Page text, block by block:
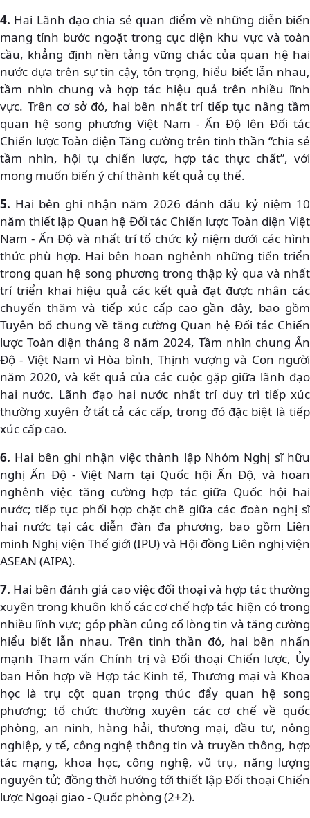
4. Hai Lãnh đạo chia sẻ quan điểm về những diễn biến
mang tính bước ngoặt trong cục diện khu vực và toàn
cầu, khẳng định nền tảng vững chắc của quan hệ hai
nước dựa trên sự tin cậy, tôn trọng, hiểu biết lẫn nhau,
tầm nhìn chung và hợp tác hiệu quả trên nhiều lĩnh
vực. Trên cơ sở đó, hai bên nhất trí tiếp tục nâng tầm
quan hệ song phương Việt Nam - Ấn Độ lên Đối tác
Chiến lược Toàn diện Tăng cường trên tinh thần “chia sẻ
tầm nhìn, hội tụ chiến lược, hợp tác thực chất”, với
mong muốn biến ý chí thành kết quả cụ thể.
5. Hai bên ghi nhận năm 2026 đánh dấu kỷ niệm 10
năm thiết lập Quan hệ Đối tác Chiến lược Toàn diện Việt
Nam - Ấn Độ và nhất trí tổ chức kỷ niệm dưới các hình
thức phù hợp. Hai bên hoan nghênh những tiến triển
trong quan hệ song phương trong thập kỷ qua và nhất
trí triển khai hiệu quả các kết quả đạt được nhân các
chuyến thăm và tiếp xúc cấp cao gần đây, bao gồm
Tuyên bố chung về tăng cường Quan hệ Đối tác Chiến
lược Toàn diện tháng 8 năm 2024, Tầm nhìn chung Ấn
Độ - Việt Nam vì Hòa bình, Thịnh vượng và Con người
năm 2020, và kết quả của các cuộc gặp giữa lãnh đạo
hai nước. Lãnh đạo hai nước nhất trí duy trì tiếp xúc
thường xuyên ở tất cả các cấp, trong đó đặc biệt là tiếp
xúc cấp cao.
6. Hai bên ghi nhận việc thành lập Nhóm Nghị sĩ hữu
nghị Ấn Độ - Việt Nam tại Quốc hội Ấn Độ, và hoan
nghênh việc tăng cường hợp tác giữa Quốc hội hai
nước; tiếp tục phối hợp chặt chẽ giữa các đoàn nghị sĩ
hai nước tại các diễn đàn đa phương, bao gồm Liên
minh Nghị viện Thế giới (IPU) và Hội đồng Liên nghị viện
ASEAN (AIPA).
7. Hai bên đánh giá cao việc đối thoại và hợp tác thường
xuyên trong khuôn khổ các cơ chế hợp tác hiện có trong
nhiều lĩnh vực; góp phần củng cố lòng tin và tăng cường
hiểu biết lẫn nhau. Trên tinh thần đó, hai bên nhấn
mạnh Tham vấn Chính trị và Đối thoại Chiến lược, Ủy
ban Hỗn hợp về Hợp tác Kinh tế, Thương mại và Khoa
học là trụ cột quan trọng thúc đẩy quan hệ song
phương; tổ chức thường xuyên các cơ chế về quốc
phòng, an ninh, hàng hải, thương mại, đầu tư, nông
nghiệp, y tế, công nghệ thông tin và truyền thông, hợp
tác mạng, khoa học, công nghệ, vũ trụ, năng lượng
nguyên tử; đồng thời hướng tới thiết lập Đối thoại Chiến
lược Ngoại giao - Quốc phòng (2+2).